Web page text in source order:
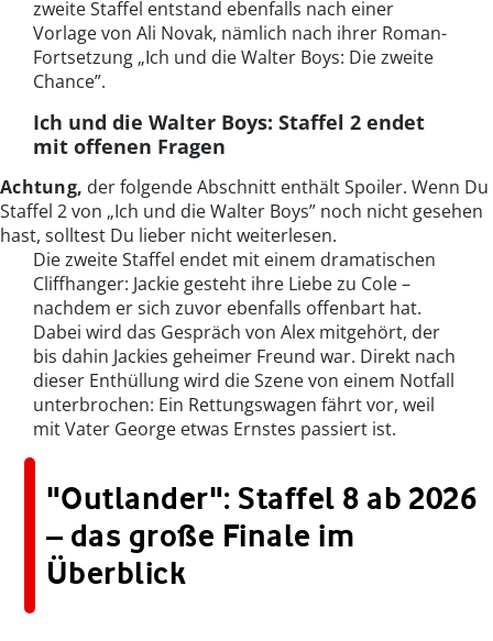
zweite Staffel entstand ebenfalls nach einer
Vorlage von Ali Novak, nämlich nach ihrer Roman-
Fortsetzung „Ich und die Walter Boys: Die zweite
Chance”.
Ich und die Walter Boys: Staffel 2 endet
mit offenen Fragen
Achtung, der folgende Abschnitt enthält Spoiler. Wenn Du
Staffel 2 von „Ich und die Walter Boys” noch nicht gesehen
hast, solltest Du lieber nicht weiterlesen.
Die zweite Staffel endet mit einem dramatischen
Cliffhanger: Jackie gesteht ihre Liebe zu Cole –
nachdem er sich zuvor ebenfalls offenbart hat.
Dabei wird das Gespräch von Alex mitgehört, der
bis dahin Jackies geheimer Freund war. Direkt nach
dieser Enthüllung wird die Szene von einem Notfall
unterbrochen: Ein Rettungswagen fährt vor, weil
mit Vater George etwas Ernstes passiert ist.
"Outlander": Staffel 8 ab 2026
– das große Finale im
Überblick